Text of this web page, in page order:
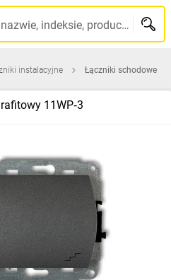
Szukaj po nazwie, indeksie, producencie, kodzie kreskowym...
instalacyjne Łączniki schodowe
11WP‑3